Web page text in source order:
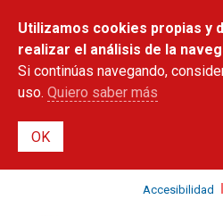
contenido
principal
Utilizamos cookies propias y
realizar el análisis de la
Si continúas navegando,
uso. Quiero saber más
Accesibilidad